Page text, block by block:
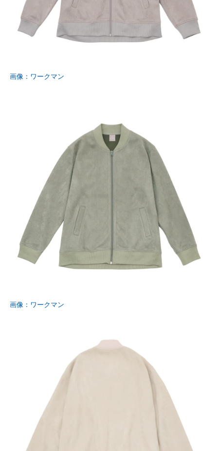
画像：ワークマン
画像：ワークマン